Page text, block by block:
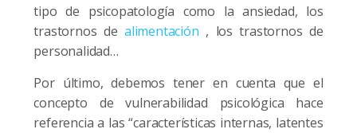
tipo de psicopatología como la ansiedad, los
trastornos dealimentación , los trastornos de
personalidad…
Por último, debemos tener en cuenta que el
concepto de vulnerabilidad psicológica hace
referencia a las “características internas, latentes